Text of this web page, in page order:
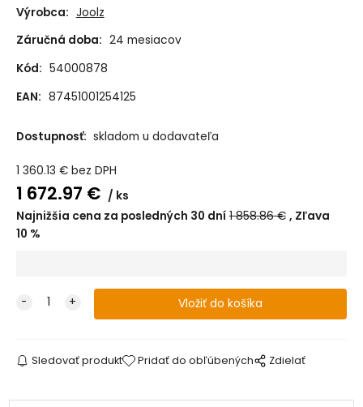
Výrobca: Joolz
Záručná doba: 24 mesiacov
Kód: 54000878
EAN: 87451001254125
Dostupnosť: skladom u dodavateľa
1 360.13 € bez DPH
1 672.97 €
ks
Najnižšia cena za posledných 30 dní 1 858.86€
Zľava
10 %
Sledovať produkt Pridať do obľúbených Zdielať